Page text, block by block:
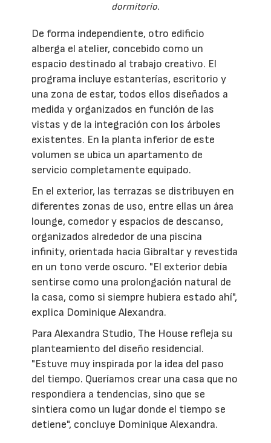
dormitorio.
De forma independiente, otro edificio
alberga el atelier, concebido como un
espacio destinado al trabajo creativo. El
programa incluye estanterías, escritorio y
una zona de estar, todos ellos diseñados a
medida y organizados en función de las
vistas y de la integración con los árboles
existentes. En la planta inferior de este
volumen se ubica un apartamento de
servicio completamente equipado.
En el exterior, las terrazas se distribuyen en
diferentes zonas de uso, entre ellas un área
lounge, comedor y espacios de descanso,
organizados alrededor de una piscina
infinity, orientada hacia Gibraltar y revestida
en un tono verde oscuro. "El exterior debía
sentirse como una prolongación natural de
la casa, como si siempre hubiera estado ahí",
explica Dominique Alexandra.
Para Alexandra Studio, The House refleja su
planteamiento del diseño residencial.
"Estuve muy inspirada por la idea del paso
del tiempo. Queríamos crear una casa que no
respondiera a tendencias, sino que se
sintiera como un lugar donde el tiempo se
detiene", concluye Dominique Alexandra.